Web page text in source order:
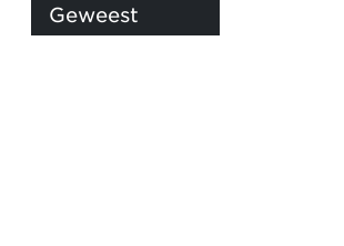
Geweest